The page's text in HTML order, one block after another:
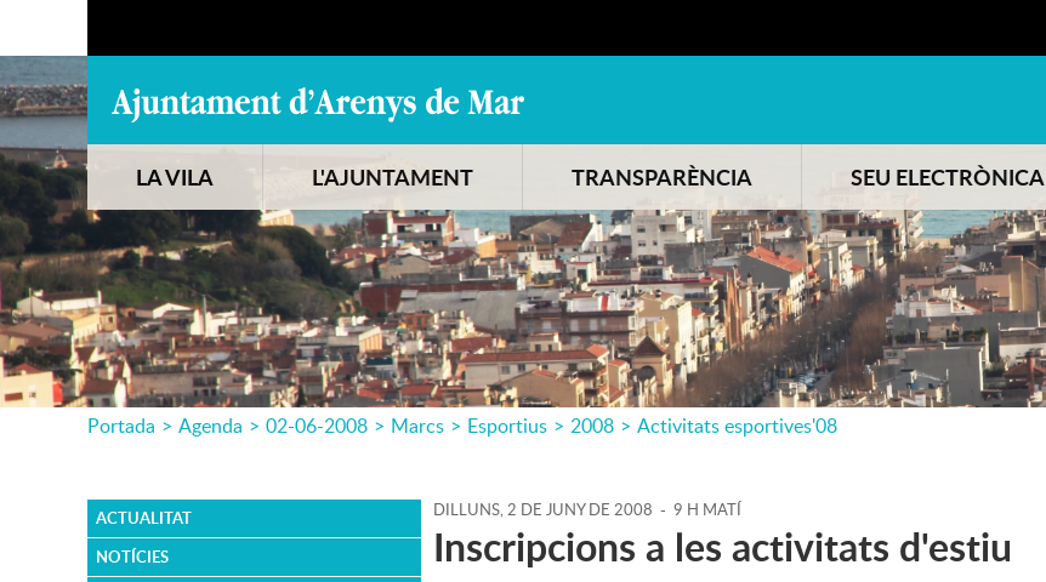
LA VILA L'AJUNTAMENT TRANSPARÈNCIA SEU ELECTRÒNICA
Portada > Agenda > 02-06-2008 > Marcs > Esportius > 2008 > Activitats esportives'08
ACTUALITAT
NOTÍCIES
DILLUNS,2 DE JUNY DE 2008 - 9 H MATÍ
Inscripcions a les activitats d'estiu